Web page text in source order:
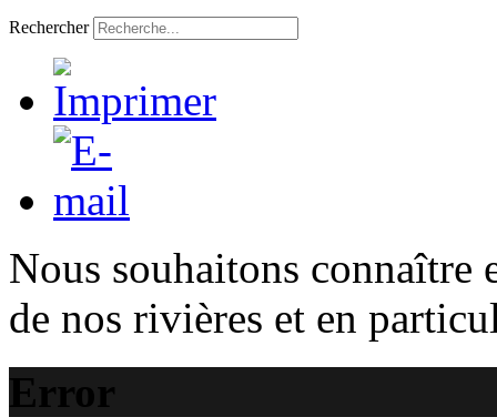
Rechercher
Nous souhaitons connaître
de nos rivières et en
Error